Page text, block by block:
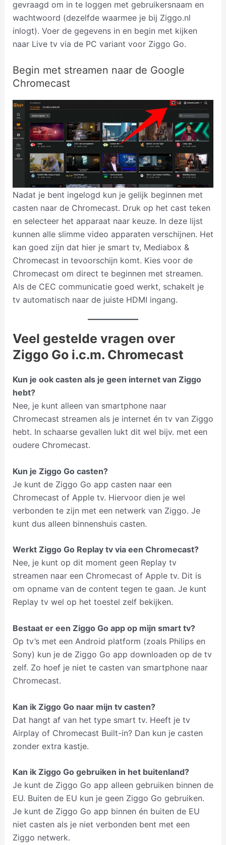
gevraagd om in te loggen met gebruikersnaam en
wachtwoord (dezelfde waarmee je bij Ziggo.nl
inlogt). Voer de gegevens in en begin met kijken
naar Live tv via de PC variant voor Ziggo Go.
Begin met streamen naar de Google
Chromecast
Nadat je bent ingelogd kun je gelijk beginnen met
casten naar de Chromecast. Druk op het cast teken
en selecteer het apparaat naar keuze. In deze lijst
kunnen alle slimme video apparaten verschijnen. Het
kan goed zijn dat hier je smart tv, Mediabox &
Chromecast in tevoorschijn komt. Kies voor de
Chromecast om direct te beginnen met streamen.
Als de CEC communicatie goed werkt, schakelt je
tv automatisch naar de juiste HDMI ingang.
Veel gestelde vragen over
Ziggo Go i.c.m. Chromecast
Kun je ook casten als je geen internet van Ziggo
hebt?
Nee, je kunt alleen van smartphone naar
Chromecast streamen als je internet én tv van Ziggo
hebt. In schaarse gevallen lukt dit wel bijv. met een
oudere Chromecast.
Kun je Ziggo Go casten?
Je kunt de Ziggo Go app casten naar een
Chromecast of Apple tv. Hiervoor dien je wel
verbonden te zijn met een netwerk van Ziggo. Je
kunt dus alleen binnenshuis casten.
Werkt Ziggo Go Replay tv via een Chromecast?
Nee, je kunt op dit moment geen Replay tv
streamen naar een Chromecast of Apple tv. Dit is
om opname van de content tegen te gaan. Je kunt
Replay tv wel op het toestel zelf bekijken.
Bestaat er een Ziggo Go app op mijn smart tv?
Op tv’s met een Android platform (zoals Philips en
Sony) kun je de Ziggo Go app downloaden op de tv
zelf. Zo hoef je niet te casten van smartphone naar
Chromecast.
Kan ik Ziggo Go naar mijn tv casten?
Dat hangt af van het type smart tv. Heeft je tv
Airplay of Chromecast Built-in? Dan kun je casten
zonder extra kastje.
Kan ik Ziggo Go gebruiken in het buitenland?
Je kunt de Ziggo Go app alleen gebruiken binnen de
EU. Buiten de EU kun je geen Ziggo Go gebruiken.
Je kunt de Ziggo Go app binnen én buiten de EU
niet casten als je niet verbonden bent met een
Ziggo netwerk.